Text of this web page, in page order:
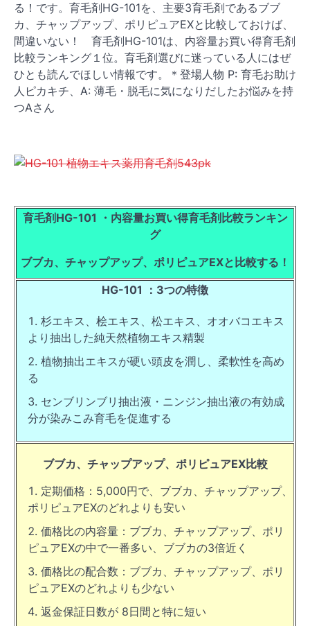
る！です。育毛剤HG-101を、主要3育毛剤であるブブ
カ、チャップアップ、ポリピュアEXと比較しておけば、
間違いない！ 育毛剤HG-101は、内容量お買い得育毛剤
比較ランキング１位。育毛剤選びに迷っている人にはぜ
ひとも読んでほしい情報です。＊登場人物 P: 育毛お助け
人ピカキチ、A: 薄毛・脱毛に気になりだしたお悩みを持
つAさん
育毛剤HG-101 ・内容量お買い得育毛剤比較ランキン
グ
ブブカ、チャップアップ、ポリピュアEXと比較する！
HG-101 ：3つの特徴
杉エキス、桧エキス、松エキス、オオバコエキス
より抽出した純天然植物エキス精製
植物抽出エキスが硬い頭皮を潤し、柔軟性を高め
る
センブリンブリ抽出液・ニンジン抽出液の有効成
分が染みこみ育毛を促進する
ブブカ、チャップアップ、ポリピュアEX比較
定期価格：5,000円で、ブブカ、チャップアップ、
ポリピュアEXのどれよりも安い
価格比の内容量：ブブカ、チャップアップ、ポリ
ピュアEXの中で一番多い、ブブカの3倍近く
価格比の配合数：ブブカ、チャップアップ、ポリ
ピュアEXのどれよりも少ない
返金保証日数が 8日間と特に短い